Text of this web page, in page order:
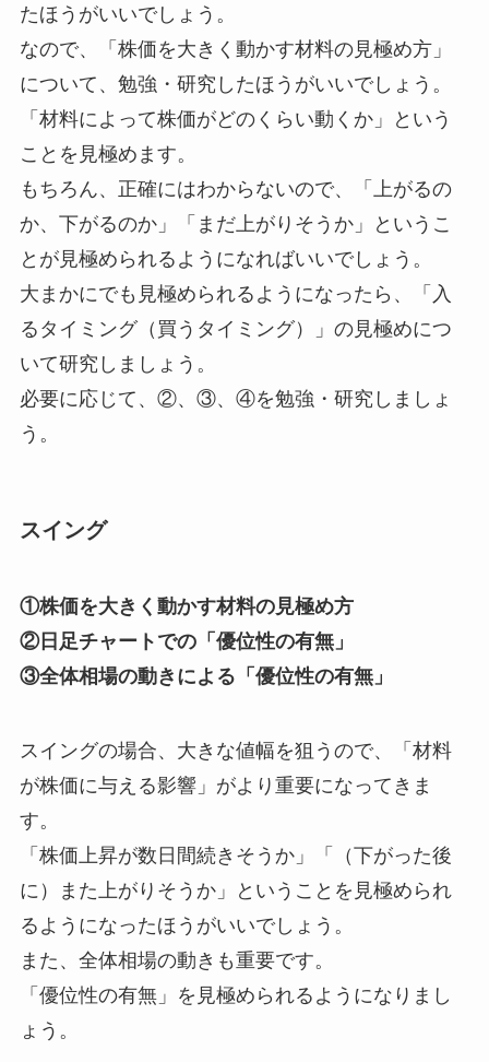
たほうがいいでしょう。
なので、「株価を大きく動かす材料の見極め方」
について、勉強・研究したほうがいいでしょう。
「材料によって株価がどのくらい動くか」という
ことを見極めます。
もちろん、正確にはわからないので、「上がるの
か、下がるのか」「まだ上がりそうか」というこ
とが見極められるようになればいいでしょう。
大まかにでも見極められるようになったら、「入
るタイミング（買うタイミング）」の見極めにつ
いて研究しましょう。
必要に応じて、②、③、④を勉強・研究しましょ
う。
スイング
①株価を大きく動かす材料の見極め方
②日足チャートでの「優位性の有無」
③全体相場の動きによる「優位性の有無」
スイングの場合、大きな値幅を狙うので、「材料
が株価に与える影響」がより重要になってきま
す。
「株価上昇が数日間続きそうか」「（下がった後
に）また上がりそうか」ということを見極められ
るようになったほうがいいでしょう。
また、全体相場の動きも重要です。
「優位性の有無」を見極められるようになりまし
ょう。